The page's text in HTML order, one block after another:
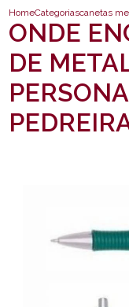
HomeCategoriascanetas
ONDE
DE